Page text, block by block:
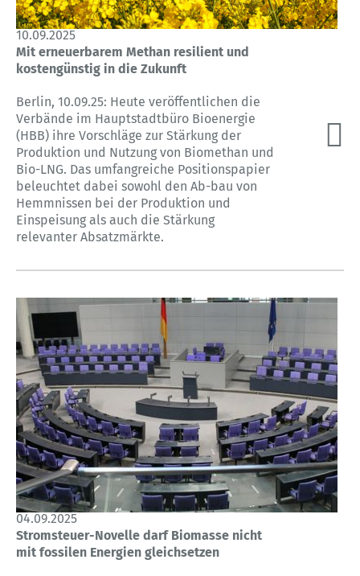
10.09.2025
Mit erneuerbarem Methan resilient und
kostengünstig in die Zukunft
Berlin, 10.09.25: Heute veröffentlichen die
Verbände im Hauptstadtbüro Bioenergie
(HBB) ihre Vorschläge zur Stärkung der
Produktion und Nutzung von Biomethan und
Bio-LNG. Das umfangreiche Positionspapier
beleuchtet dabei sowohl den Ab-bau von
Hemmnissen bei der Produktion und
Einspeisung als auch die Stärkung
relevanter Absatzmärkte.
04.09.2025
Stromsteuer-Novelle darf Biomasse nicht
mit fossilen Energien gleichsetzen